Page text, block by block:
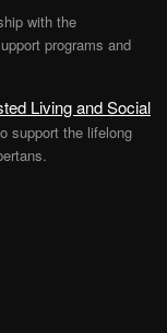
with the
programs and
Living and Social
support the lifelong